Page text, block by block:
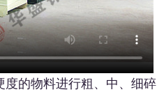
的物料进行粗、中、细